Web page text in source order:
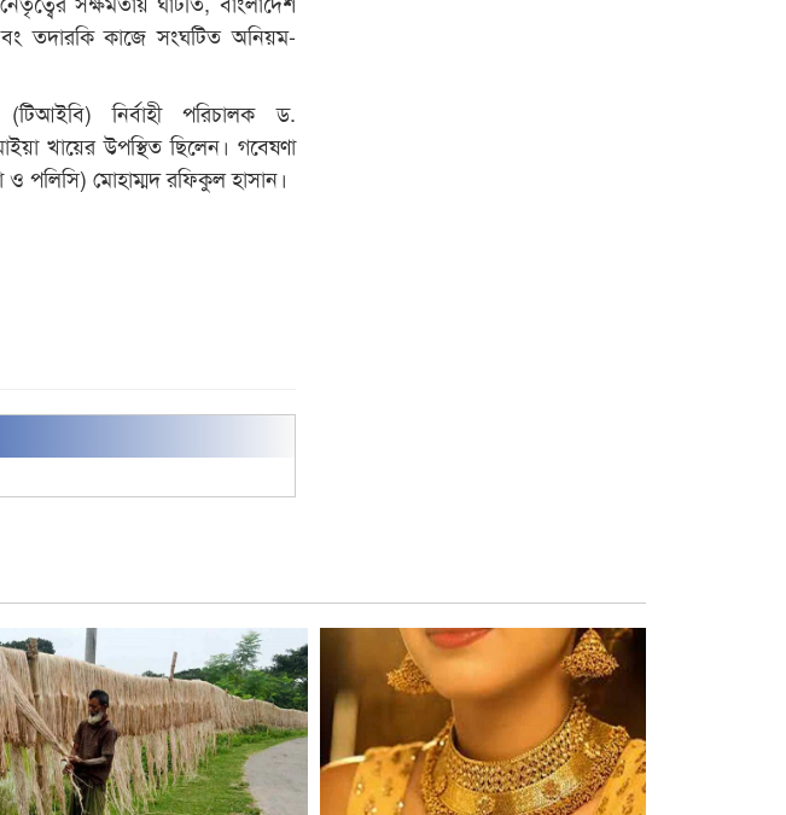
তদারকি কাজে সংঘটিত অনিয়ম-
(টিআইবি) নির্বাহী পরিচালক ড.
খায়ের উপস্থিত ছিলেন। গবেষণা
পলিসি) মোহাম্মদ রফিকুল হাসান।